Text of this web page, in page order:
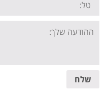
Your
message:
שלח